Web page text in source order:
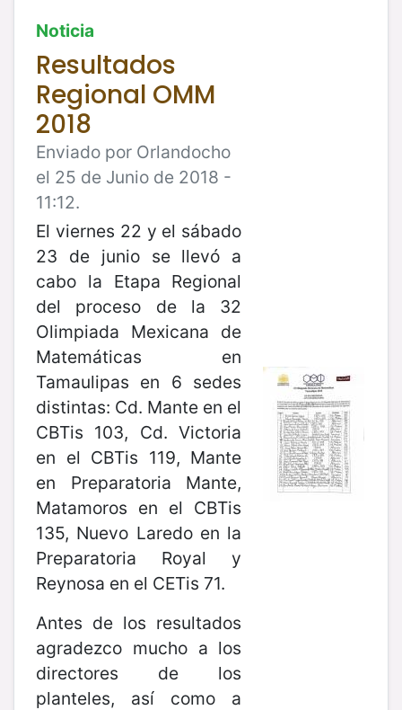
Noticia
Resultados
Regional OMM
2018
Enviado por Orlandocho
el 25 de Junio de 2018 -
11:12.
El viernes 22 y el sábado
23 de junio se llevó a
cabo la Etapa Regional
del proceso de la 32
Olimpiada Mexicana de
Matemáticas en
Tamaulipas en 6 sedes
distintas: Cd. Mante en el
CBTis 103, Cd. Victoria
en el CBTis 119, Mante
en Preparatoria Mante,
Matamoros en el CBTis
135, Nuevo Laredo en la
Preparatoria Royal y
Reynosa en el CETis 71.
Antes de los resultados
agradezco mucho a los
directores de los
planteles, así como a